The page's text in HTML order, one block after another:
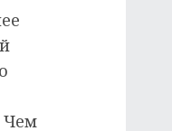
Чем